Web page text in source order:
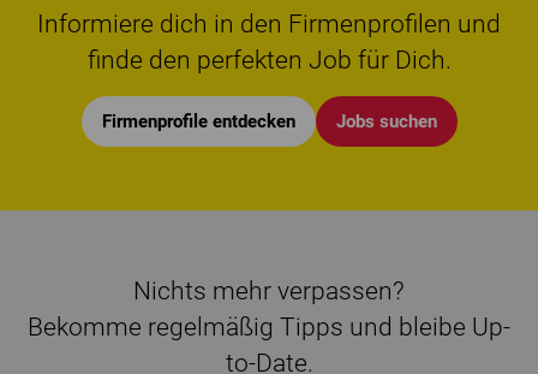
Informiere dich in den Firmenprofilen und
finde den perfekten Job für Dich.
Firmenprofile entdecken Jobs suchen
Nichts mehr verpassen?
Bekomme regelmäßig Tipps und bleibe Up-
to-Date.